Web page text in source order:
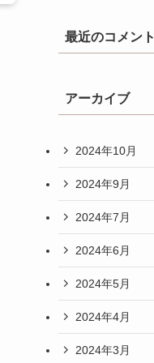
最近のコメント
アーカイブ
2024年10月
2024年9月
2024年7月
2024年6月
2024年5月
2024年4月
2024年3月